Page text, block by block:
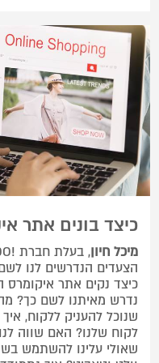
כיצד בונים אתר
מיכל חיון
הצעדים הנדרשים לנו
כיצד נקים אתר איקומרס
נדרש מאיתנו לשם כך?
שנוכל להעניק ללקוח, איך
לקוח שלנו? האם שווה
שאולי עלינו להשתמש